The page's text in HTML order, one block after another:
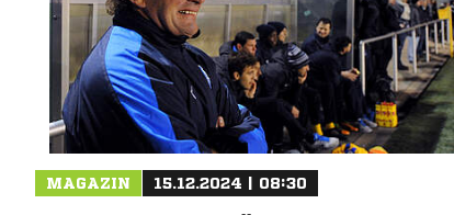
MAGAZIN 15.12.2024 | 08:30